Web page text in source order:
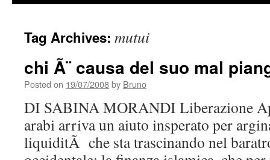
Tag Archives: mutui
chi Ã¨ causa del suo mal
Posted on 19/07/2008by Bruno
DI SABINA MORANDI Liberazione
arabi arriva un aiuto insperato per
liquiditÃ che sta trascinando nel